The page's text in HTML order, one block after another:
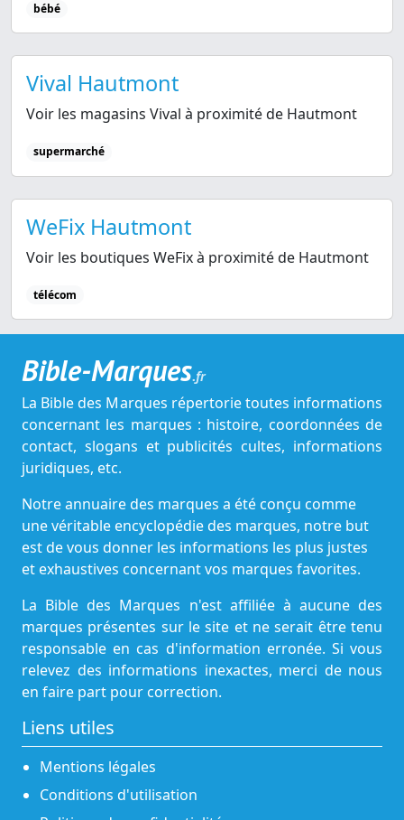
bébé
Vival Hautmont
Voir les magasins Vival à proximité de Hautmont
supermarché
WeFix Hautmont
Voir les boutiques WeFix à proximité de Hautmont
télécom
Bible-Marques.fr
La Bible des Marques répertorie toutes informations
concernant les marques : histoire, coordonnées de
contact, slogans et publicités cultes, informations
juridiques, etc.
Notre annuaire des marques a été conçu comme
une véritable encyclopédie des marques, notre but
est de vous donner les informations les plus justes
et exhaustives concernant vos marques favorites.
La Bible des Marques n'est affiliée à aucune des
marques présentes sur le site et ne serait être tenu
responsable en cas d'information erronée. Si vous
relevez des informations inexactes, merci de nous
en faire part pour correction.
Liens utiles
Mentions légales
Conditions d'utilisation